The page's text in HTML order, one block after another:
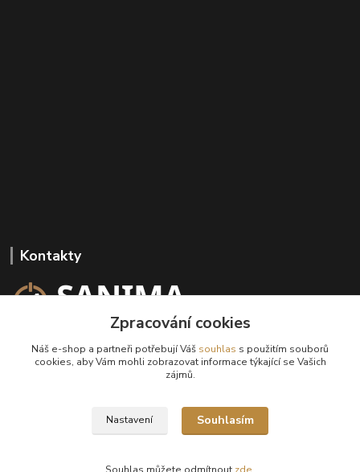
Kontakty
+420 602 647 136
(Po-Pá, 9-18 hod.)
Zpracování cookies
Náš e-shop a partneři potřebují Váš souhlas s použitím souborů
cookies, aby Vám mohli zobrazovat informace týkající se Vašich
zájmů.
Nastavení Souhlasím